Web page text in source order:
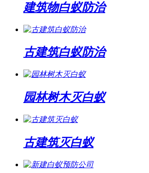
建筑物白蚁防治
古建筑白蚁防治
园林树木灭白蚁
古建筑灭白蚁